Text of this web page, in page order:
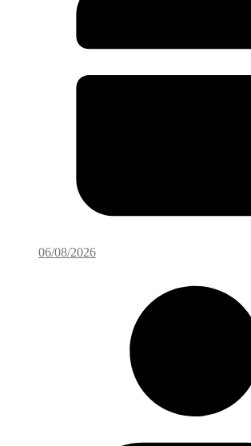
06/08/2026